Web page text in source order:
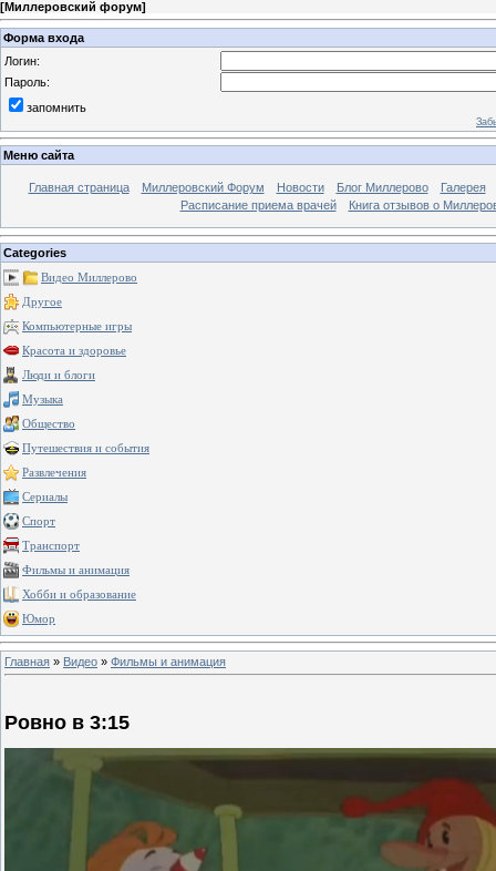
[Миллеровский форум]
Форма входа
Логин:
Пароль:
запомнить
Меню сайта
Главная страница Миллеровский Форум Новости Блог Миллерово
Галерея
Расписание приема врачей
Книга отзывов о
Categories
Видео Миллерово
Другое
Компьютерные игры
Красота и здоровье
Люди и блоги
Музыка
Общество
Путешествия и события
Развлечения
Сериалы
Спорт
Транспорт
Фильмы и анимация
Хобби и образование
Юмор
Главная » Видео » Фильмы и анимация
Ровно в 3:15